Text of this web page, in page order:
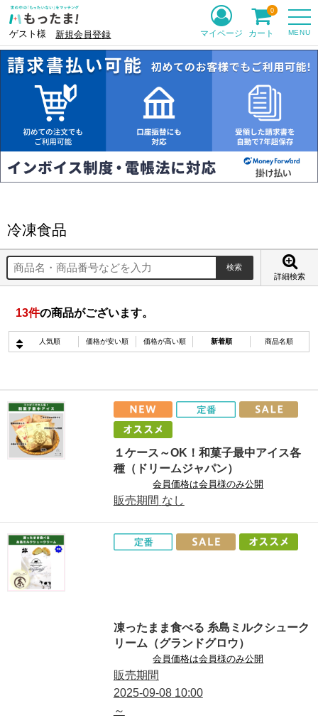
ゲスト様 新規会員登録 MENU
マイページ カート
0
冷凍食品
詳細検索
13件の商品がございます。
人気順 価格が安い順 価格が高い順 新着順 商品名順
１ケース～OK！和菓子最中アイス各
種（ドリームジャパン）
会員価格は会員様のみ公開
販売期間 なし
凍ったまま食べる 糸島ミルクシューク
リーム（グランドグロウ）
会員価格は会員様のみ公開
販売期間
2025-09-08 10:00
～